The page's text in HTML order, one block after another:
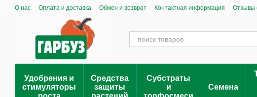
Перейти к основному контенту
О нас Оплата и доставка Обмен и возврат Контактная информация Отзывы
Удобрения и
стимуляторы
Средства
защиты
Субстраты
и
Семена